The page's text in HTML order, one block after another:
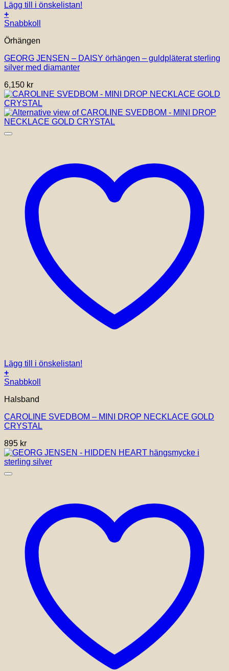
Lägg till i önskelistan!
+
Snabbkoll
Örhängen
GEORG JENSEN – DAISY örhängen – guldpläterat sterling
silver med diamanter
6,150 kr
Lägg till i önskelistan!
+
Snabbkoll
Halsband
CAROLINE SVEDBOM – MINI DROP NECKLACE GOLD
CRYSTAL
895 kr